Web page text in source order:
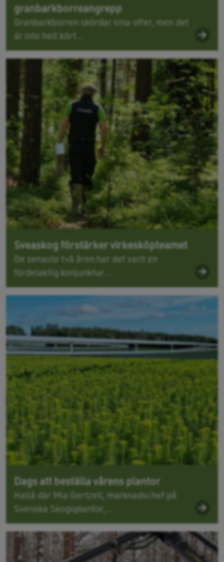
granbarkborreangrepp
Granbarkborren skördar sina offer, men det
är inte helt kört...
Sveaskog förstärker virkesköpteamet
De senaste två åren har det varit en
fördelaktig konjunktur...
Dags att beställa vårens plantor
Hallå där Mia Gertzell, marknadschef på
Svenska Skogsplantor,...